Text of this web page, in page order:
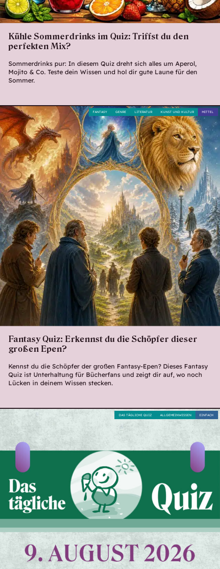
Kühle Sommerdrinks im Quiz: Triffst du den
perfekten Mix?
Sommerdrinks pur: In diesem Quiz dreht sich alles um Aperol,
Mojito & Co. Teste dein Wissen und hol dir gute Laune für den
Sommer.
Fantasy Quiz: Erkennst du die Schöpfer dieser
großen Epen?
Kennst du die Schöpfer der großen Fantasy-Epen? Dieses Fantasy
Quiz ist Unterhaltung für Bücherfans und zeigt dir auf, wo noch
Lücken in deinem Wissen stecken.
MITTEL
KUNST UND KULTUR
LITERATUR
GENRE
FANTASY
EINFACH
ALLGEMEINWISSEN
DAS TÄGLICHE QUIZ